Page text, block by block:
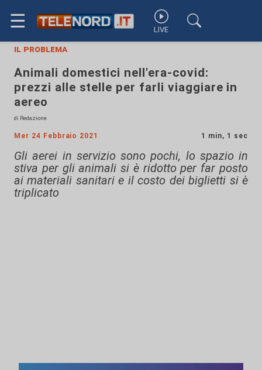
☰ LIVE
il problema
Animali domestici nell'era-covid:
prezzi alle stelle per farli viaggiare in
aereo
di Redazione
Mer 24 Febbraio 2021 1 min, 1 sec
Gli aerei in servizio sono pochi, lo spazio in
stiva per gli animali si è ridotto per far posto
ai materiali sanitari e il costo dei biglietti si è
triplicato